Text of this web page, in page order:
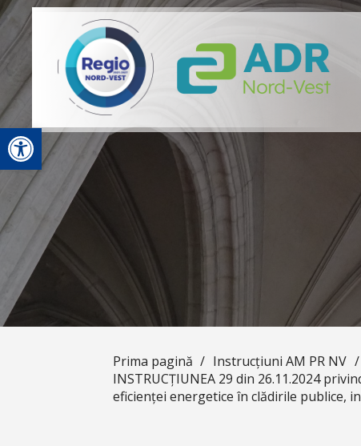
Deschide bara de unelte
Prima pagină / Instrucțiuni AM PR NV /
INSTRUCȚIUNEA 29 din 26.11.2024
eficienței energetice în clădirile publice,